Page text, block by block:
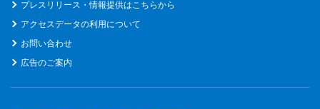
プレスリリース・情報提供はこちらから
アクセスデータの利用について
お問い合わせ
広告のご案内